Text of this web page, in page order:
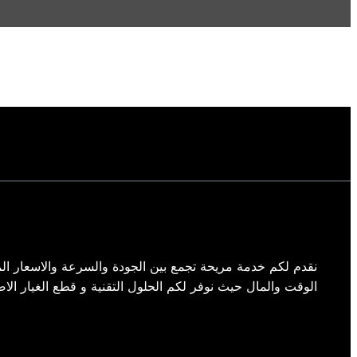
نقدم لكم خدمة مريحة تجمع بين الجودة والسرعة والاسعار
الوقت والمال حيث نوفر لكم الحلول التقنية و قطع الغيار